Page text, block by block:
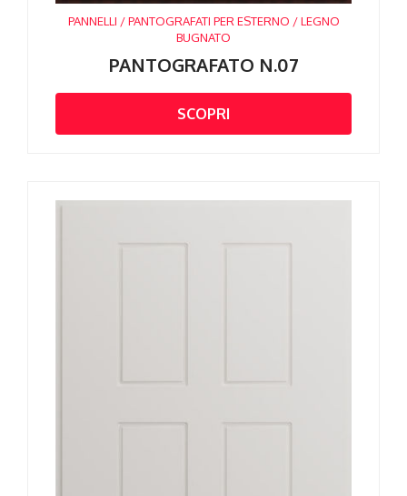
PANNELLI / PANTOGRAFATI PER ESTERNO / LEGNO
BUGNATO
PANTOGRAFATO N.07
SCOPRI